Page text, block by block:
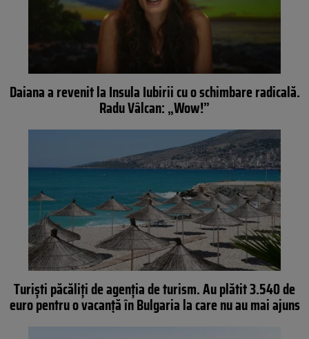
Daiana a revenit la Insula Iubirii cu o schimbare radicală.
Radu Vâlcan: „Wow!”
Turiști păcăliți de agenția de turism. Au plătit 3.540 de
euro pentru o vacanță în Bulgaria la care nu au mai ajuns